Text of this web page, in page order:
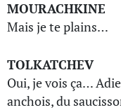
MOURACHKINE
Mais je te plains…
TOLKATCHEV
Oui, je vois ça…
anchois, du